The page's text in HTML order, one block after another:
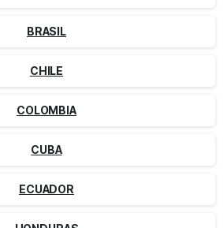
BRASIL
CHILE
COLOMBIA
CUBA
ECUADOR